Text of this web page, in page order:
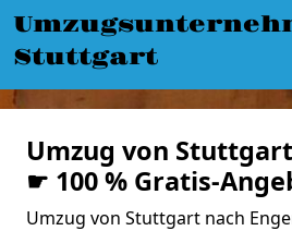
Stuttgart
Umzug von
☛ 100 % Gratis-
Umzug von Stuttgart nach